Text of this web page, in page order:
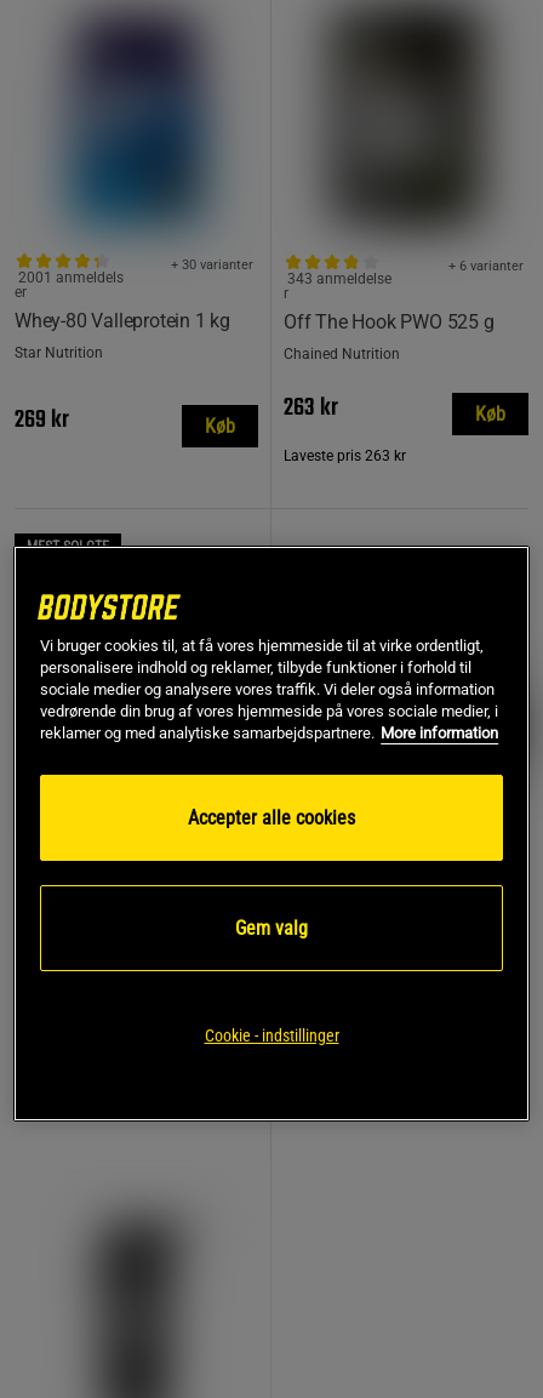
Whey-80 Valleprotein 1 kg
+ 30 varianter
2001 anmeldels
er
Star Nutrition
269 kr Køb
Off The Hook PWO 525 g
+ 6 varianter
343 anmeldelse
r
Chained Nutrition
263 kr
Laveste pris 263 kr
Køb
MEST SOLGTE
17 anmeldelser
Star Nutrition Gear
149 kr
Vi bruger cookies til, at få vores hjemmeside til at virke ordentligt,
personalisere indhold og reklamer, tilbyde funktioner i forhold til
sociale medier og analysere vores traffik. Vi deler også information
vedrørende din brug af vores hjemmeside på vores sociale medier, i
reklamer og med analytiske samarbejdspartnere. More information
Accepter alle cookies
Gem valg
Cookie - indstillinger